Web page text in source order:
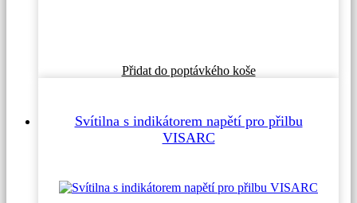
Přidat do poptávkého koše
Svítilna s indikátorem napětí pro přilbu
VISARC